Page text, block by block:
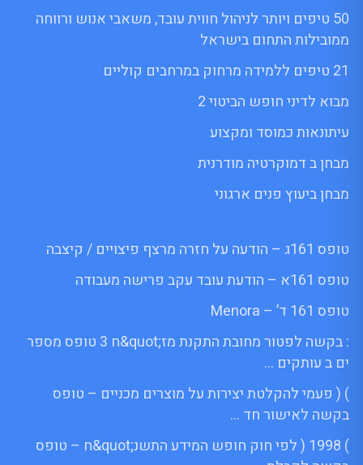
50 טיפים ויותר לניהול חווית עובד, משאבי אנוש ורווחה
ממובילות התחום בישראל
21 טיפים ללמידה מרחוק במרחבים קוליים
מבוא לדיני חופש הביטוי 2
עיתונאות כמוסד ומקצוע
מבחן ב דמוקרטיה מודרנית
מבחן ביעוץ פנים ארגוני
טופס 161ג – הודעה על חזרה מרצף פיצויים / קיצבה
טופס 161א – הודעת עובד עקב פרישה מעבודה
טופס 161 ד’ – Menora
: בקשה לפטור מחובת התקנת מז;quot&ח 3 טופס מספר
ים ב עותקים …
) ( פעמי להקלטת יצירות על מוצרים מכניים – טופס
בקשה לאישור חד …
) 1998 ( לפי חוק חופש המידע התשנ;quot&ח – טופס